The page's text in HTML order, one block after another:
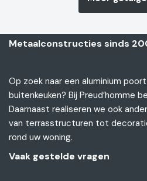
Metaalconstructies sinds
Op zoek naar een aluminium
buitenkeuken? Bij Preud’homme
Daarnaast realiseren we ook
van terrasstructuren tot
rond uw woning.
Vaak gestelde vragen